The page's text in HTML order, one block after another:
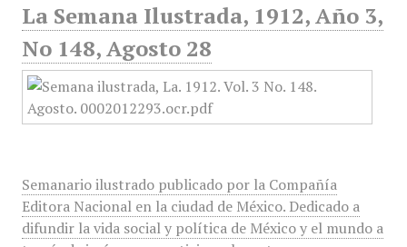
La Semana Ilustrada, 1912, Año 3,
No 148, Agosto 28
Semanario ilustrado publicado por la Compañía
Editora Nacional en la ciudad de México. Dedicado a
difundir la vida social y política de México y el mundo a